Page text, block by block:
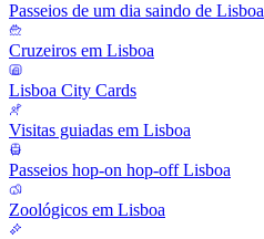
Passeios de um dia saindo de Lisboa
Cruzeiros em Lisboa
Lisboa City Cards
Visitas guiadas em Lisboa
Passeios hop-on hop-off Lisboa
Zoológicos em Lisboa